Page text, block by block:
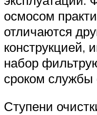
осмосом
отличаются
конструкцией,
набор
сроком службы
Ступени